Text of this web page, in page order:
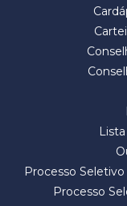
Processo
Processo